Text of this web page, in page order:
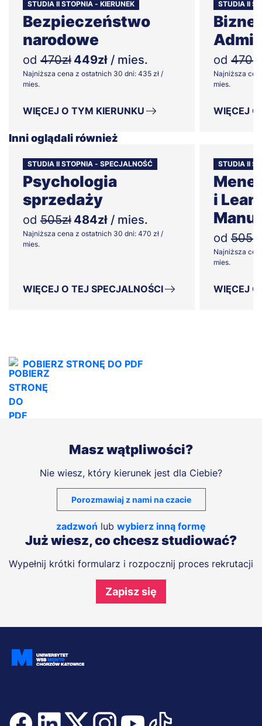
STUDIA II STOPNIA - KIERUNEK
Bezpieczeństwo
narodowe
od 470zł 449zł / mies.
Najniższa cena z ostatnich 30 dni: 435 zł /
mies.
WIĘCEJ O TYM KIERUNKU
STUDIA II
od 470zł
Najniższa
mies.
WIĘCEJ
Inni oglądali również
STUDIA II STOPNIA - SPECJALNOŚĆ
Psychologia
sprzedaży
od 505zł 484zł / mies.
Najniższa cena z ostatnich 30 dni: 470 zł /
mies.
WIĘCEJ O TEJ SPECJALNOŚCI
STUDIA II
i Lean
od 505zł
Najniższa
mies.
WIĘCEJ
POBIERZ STRONĘ DO PDF
Masz wątpliwości?
Nie wiesz, który kierunek jest dla Ciebie?
Porozmawiaj z nami na czacie
zadzwoń lub wybierz inną formę
Już wiesz, co chcesz studiować?
Wypełnij krótki formularz i rozpocznij proces rekrutacji
Zapisz się